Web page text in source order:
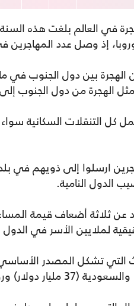
في العالم بلغت هذه
وصل عدد المهاجرين في العالم
الهجرة من دول الجنوب إلى
كل التنقلات السكانية
عن ثلاثة أضعاف قيمة
لملايين الأسر في الدول
التي تشكل المصدر